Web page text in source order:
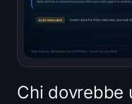
Chi dovrebbe